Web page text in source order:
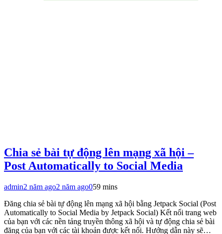
Chia sẻ bài tự động lên mạng xã hội –
Post Automatically to Social Media
admin2 năm ago2 năm ago059 mins
Đăng chia sẻ bài tự động lên mạng xã hội bằng Jetpack Social (Post
Automatically to Social Media by Jetpack Social) Kết nối trang web
của bạn với các nền tảng truyền thông xã hội và tự động chia sẻ bài
đăng của bạn với các tài khoản được kết nối. Hướng dẫn này sẽ…